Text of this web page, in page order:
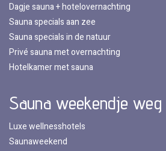
Dagje sauna + hotelovernachting
Sauna specials aan zee
Sauna specials in de natuur
Privé sauna met overnachting
Hotelkamer met sauna
Sauna weekendje weg
Luxe wellnesshotels
Saunaweekend